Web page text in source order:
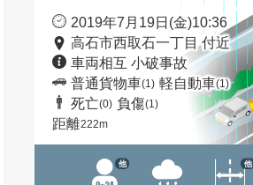
2019年7月19日(金)10:36
高石市西取石一丁目 付近
車両相互 小破事故
普通貨物車(1) 軽自動車(1)
死亡(0) 負傷(1)
距離222m
他 他